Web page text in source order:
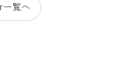
覧へ